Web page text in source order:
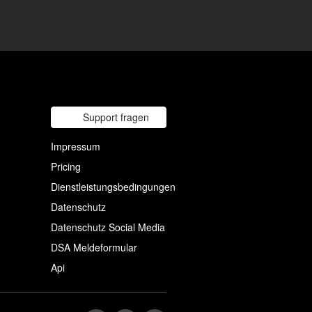
Support fragen
Impressum
Pricing
Dienstleistungsbedingungen
Datenschutz
Datenschutz Social Media
DSA Meldeformular
Api